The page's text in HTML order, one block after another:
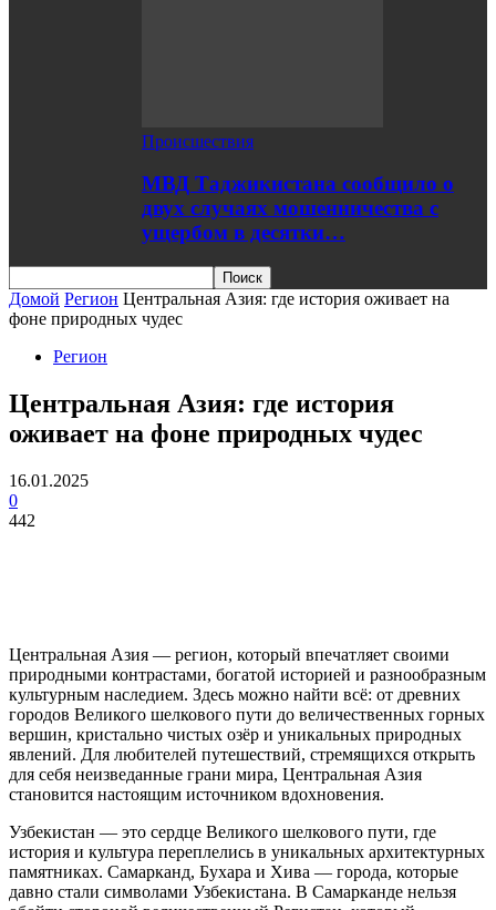
Происшествия
МВД Таджикистана сообщило о
двух случаях мошенничества с
ущербом в десятки…
Домой Регион Центральная Азия: где история оживает на
фоне природных чудес
Регион
Центральная Азия: где история
оживает на фоне природных чудес
16.01.2025
0
442
Центральная Азия — регион, который впечатляет своими
природными контрастами, богатой историей и разнообразным
культурным наследием. Здесь можно найти всё: от древних
городов Великого шелкового пути до величественных горных
вершин, кристально чистых озёр и уникальных природных
явлений. Для любителей путешествий, стремящихся открыть
для себя неизведанные грани мира, Центральная Азия
становится настоящим источником вдохновения.
Узбекистан — это сердце Великого шелкового пути, где
история и культура переплелись в уникальных архитектурных
памятниках. Самарканд, Бухара и Хива — города, которые
давно стали символами Узбекистана. В Самарканде нельзя